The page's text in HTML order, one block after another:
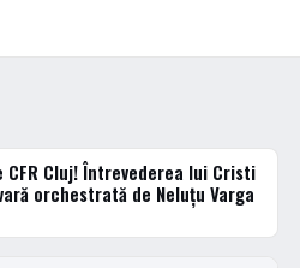
CFR Cluj! Întrevederea lui Cristi
orchestrată de Neluțu Varga